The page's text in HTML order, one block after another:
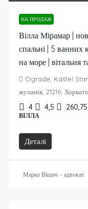
НА ПРОДАЖ
Вілла Мірамар |
спальні | 5 ванних
на море | вітальня
Ograde, Kaštel
жупанія, 21216,
4 4,5 260,75
ВІЛЛА
Деталі
Марко Вішич – адвокат